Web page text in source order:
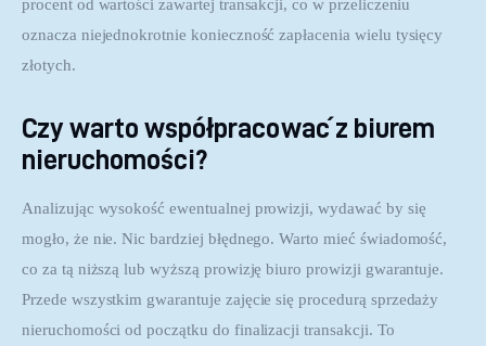
procent od wartości zawartej transakcji, co w przeliczeniu
oznacza niejednokrotnie konieczność zapłacenia wielu tysięcy
złotych.
Czy warto współpracować z biurem
nieruchomości?
Analizując wysokość ewentualnej prowizji, wydawać by się
mogło, że nie. Nic bardziej błędnego. Warto mieć świadomość,
co za tą niższą lub wyższą prowizję biuro prowizji gwarantuje.
Przede wszystkim gwarantuje zajęcie się procedurą sprzedaży
nieruchomości od początku do finalizacji transakcji. To